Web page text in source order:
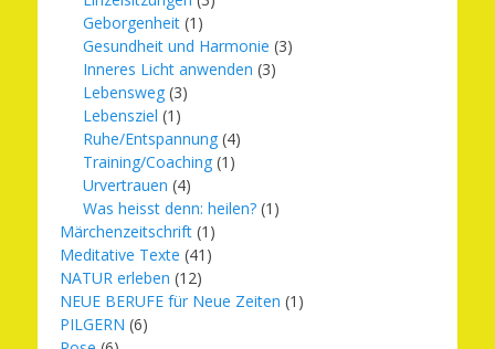
Geborgenheit (1)
Gesundheit und Harmonie (3)
Inneres Licht anwenden (3)
Lebensweg (3)
Lebensziel (1)
Ruhe/Entspannung (4)
Training/Coaching (1)
Urvertrauen (4)
Was heisst denn: heilen? (1)
Märchenzeitschrift (1)
Meditative Texte (41)
NATUR erleben (12)
NEUE BERUFE für Neue Zeiten (1)
PILGERN (6)